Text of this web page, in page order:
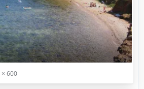
× 600